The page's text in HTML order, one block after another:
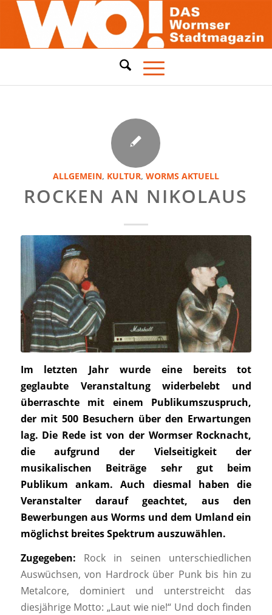
ALLGEMEIN, KULTUR, WORMS AKTUELL
ROCKEN AN NIKOLAUS
Im letzten Jahr wurde eine bereits tot
geglaubte Veranstaltung widerbelebt und
überraschte mit einem Publikumszuspruch,
der mit 500 Besuchern über den Erwartungen
lag. Die Rede ist von der Wormser Rocknacht,
die aufgrund der Vielseitigkeit der
musikalischen Beiträge sehr gut beim
Publikum ankam. Auch diesmal haben die
Veranstalter darauf geachtet, aus den
Bewerbungen aus Worms und dem Umland ein
möglichst breites Spektrum auszuwählen.
Zugegeben: Rock in seinen unterschiedlichen
Auswüchsen, von Hardrock über Punk bis hin zu
Metalcore, dominiert und unterstreicht das
diesjährige Motto: „Laut wie nie!“ Und doch finden